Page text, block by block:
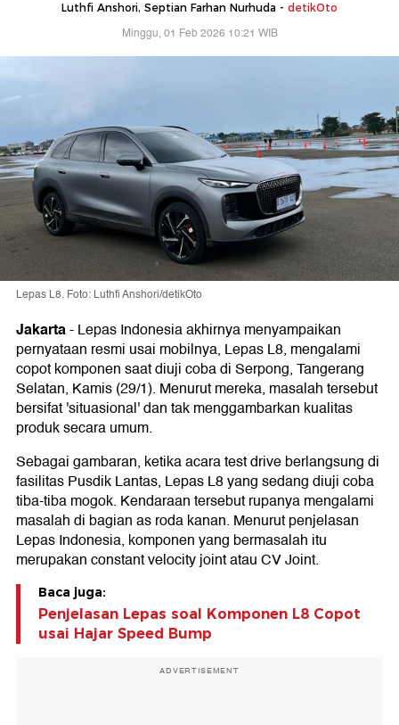
Luthfi Anshori, Septian Farhan Nurhuda - detikOto
Minggu, 01 Feb 2026 10:21 WIB
Lepas L8. Foto: Luthfi Anshori/detikOto
Jakarta-Lepas Indonesia akhirnya menyampaikan
pernyataan resmi usai mobilnya, Lepas L8, mengalami
copot komponen saat diuji coba di Serpong, Tangerang
Selatan, Kamis (29/1). Menurut mereka, masalah tersebut
bersifat 'situasional' dan tak menggambarkan kualitas
produk secara umum.
Sebagai gambaran, ketika acara test drive berlangsung di
fasilitas Pusdik Lantas, Lepas L8 yang sedang diuji coba
tiba-tiba mogok. Kendaraan tersebut rupanya mengalami
masalah di bagian as roda kanan. Menurut penjelasan
Lepas Indonesia, komponen yang bermasalah itu
merupakan constant velocity joint atau CV Joint.
Baca juga:
Penjelasan Lepas soal Komponen L8 Copot
usai Hajar Speed Bump
ADVERTISEMENT